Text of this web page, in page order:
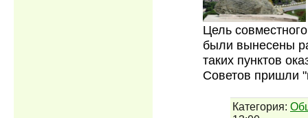
Цель
были вынесены
таких пунктов
Советов пришли
Категория: